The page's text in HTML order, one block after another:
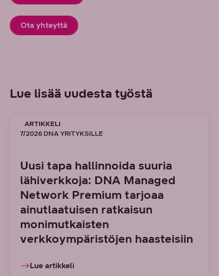
Ota yhteyttä
Lue lisää uudesta työstä
ARTIKKELI
7/2026 DNA YRITYKSILLE
Uusi tapa hallinnoida suuria
lähiverkkoja: DNA Managed
Network Premium tarjoaa
ainutlaatuisen ratkaisun
monimutkaisten
verkkoympäristöjen haasteisiin
Lue artikkeli